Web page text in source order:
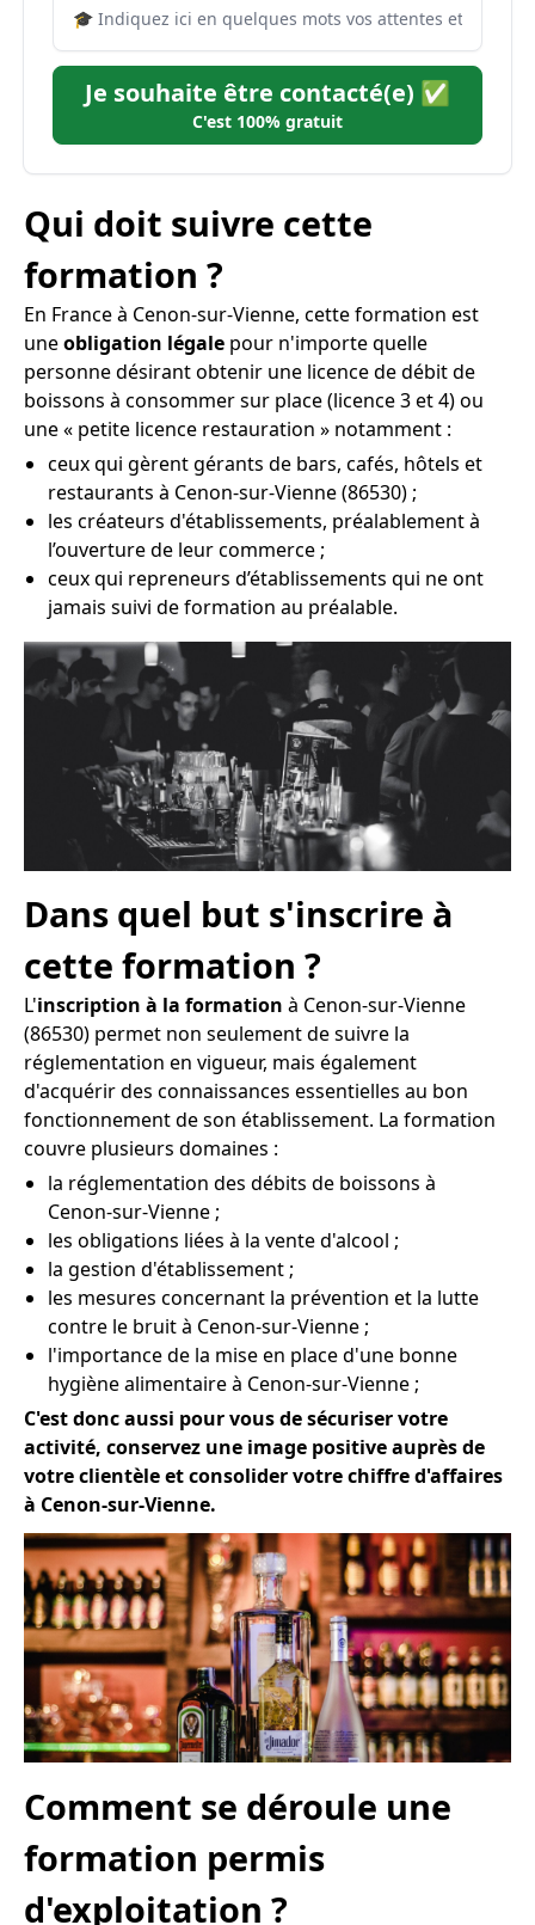
Je souhaite être contacté(e) ✅
C'est 100% gratuit
Qui doit suivre cette
formation ?
En France à Cenon-sur-Vienne, cette formation est
uneobligation légale pour n'importe quelle
personne désirant obtenir une licence de débit de
boissons à consommer sur place (licence 3 et 4) ou
une « petite licence restauration » notamment :
ceux qui gèrent gérants de bars, cafés, hôtels et
restaurants à Cenon-sur-Vienne (86530) ;
les créateurs d'établissements, préalablement à
l’ouverture de leur commerce ;
ceux qui repreneurs d’établissements qui ne ont
jamais suivi de formation au préalable.
Dans quel but s'inscrire à
cette formation ?
L'inscription à la formation à Cenon-sur-Vienne
(86530) permet non seulement de suivre la
réglementation en vigueur, mais également
d'acquérir des connaissances essentielles au bon
fonctionnement de son établissement. La formation
couvre plusieurs domaines :
la réglementation des débits de boissons à
Cenon-sur-Vienne ;
les obligations liées à la vente d'alcool ;
la gestion d'établissement ;
les mesures concernant la prévention et la lutte
contre le bruit à Cenon-sur-Vienne ;
l'importance de la mise en place d'une bonne
hygiène alimentaire à Cenon-sur-Vienne ;
C'est donc aussi pour vous de sécuriser votre
activité, conservez une image positive auprès de
votre clientèle et consolider votre chiffre d'affaires
à Cenon-sur-Vienne.
Comment se déroule une
formation permis
d'exploitation ?